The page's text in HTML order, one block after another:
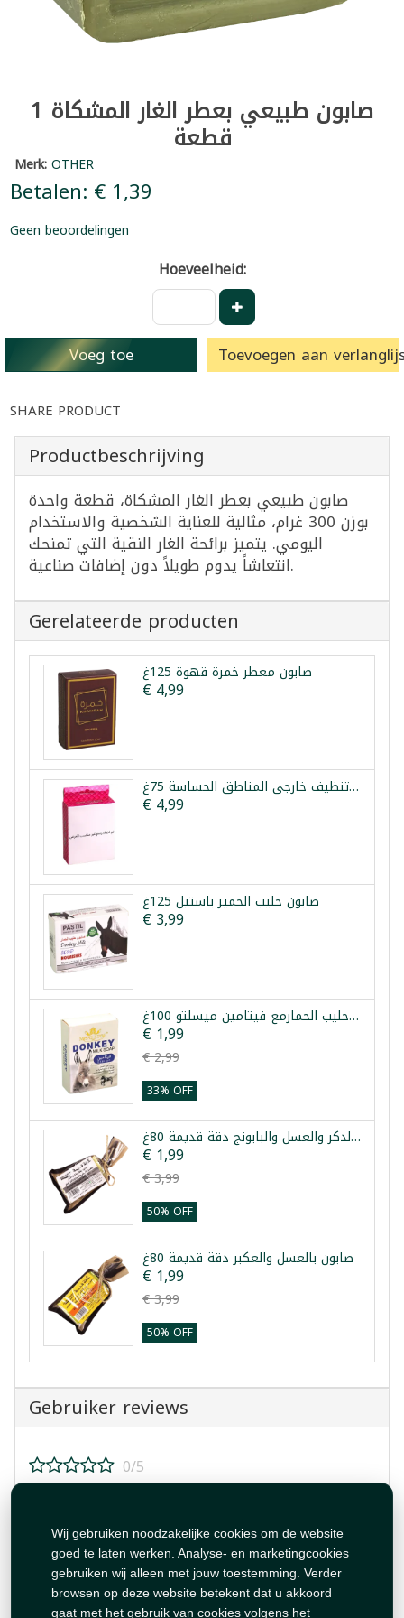
Wij gebruiken noodzakelijke cookies om de website
goed te laten werken. Analyse- en marketingcookies
gebruiken wij alleen met jouw toestemming. Verder
browsen op deze website betekent dat u akkoord
gaat met het gebruik van cookies volgens het
صابون طبيعي بعطر الغار المشكاة 1
قطعة
Merk:OTHER
Betalen: € 1,39
Geen beoordelingen
Hoeveelheid:
Voeg toe Toevoegen aan
SHARE PRODUCT
Productbeschrijving
صابون طبيعي بعطر الغار المشكاة، قطعة واحدة
بوزن 300 غرام، مثالية للعناية الشخصية والاستخدام
اليومي. يتميز برائحة الغار النقية التي تمنحك
انتعاشاً يدوم طويلاً دون إضافات صناعية.
Gerelateerde producten
صابون معطر خمرة قهوة 125غ
€ 4,99
صابون تنظيف خارجي المناطق الحساسة 75غ
€ 4,99
صابون حليب الحمير باستيل 125غ
€ 3,99
صابون حليب الحمارمع فيتامين ميسلتو 100غ
€ 1,99
€ 2,99
33% OFF
صابون لبان الدكر والعسل والبابونج دقة قديمة 80غ
€ 1,99
€ 3,99
50% OFF
صابون بالعسل والعكبر دقة قديمة 80غ
€ 1,99
€ 3,99
50% OFF
Gebruiker reviews
0/5